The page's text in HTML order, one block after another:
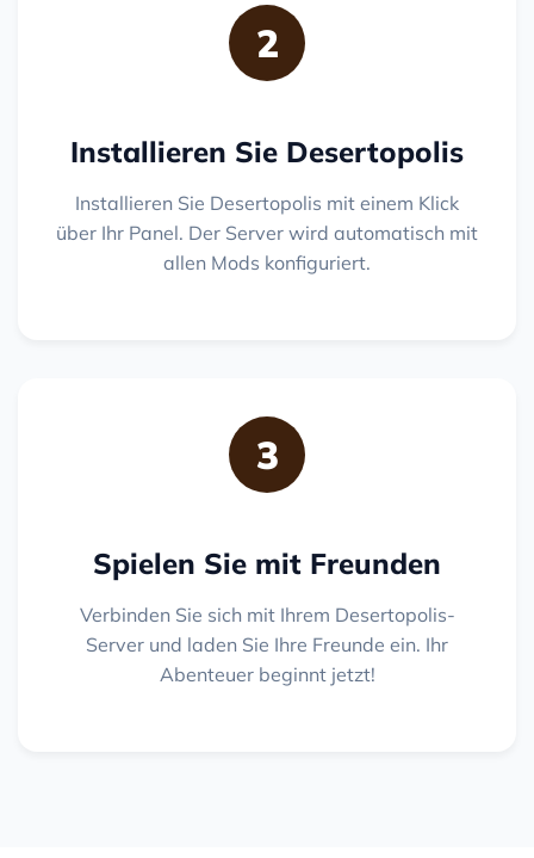
2
Installieren Sie Desertopolis
Installieren Sie Desertopolis mit einem Klick
über Ihr Panel. Der Server wird automatisch mit
allen Mods konfiguriert.
3
Spielen Sie mit Freunden
Verbinden Sie sich mit Ihrem Desertopolis-
Server und laden Sie Ihre Freunde ein. Ihr
Abenteuer beginnt jetzt!